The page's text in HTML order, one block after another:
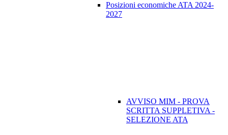
Posizioni economiche ATA 2024-
2027
AVVISO MIM - PROVA
SCRITTA SUPPLETIVA -
SELEZIONE ATA